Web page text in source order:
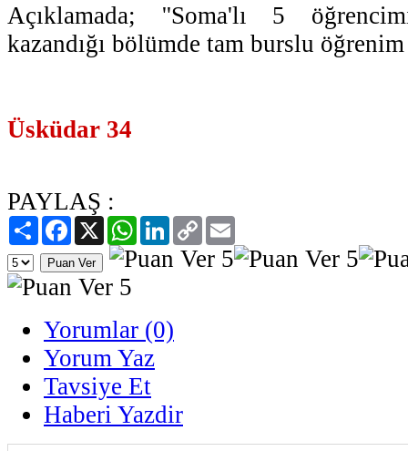
Açıklamada; ''Soma'lı 5
kazandığı bölümde tam burslu
Üsküdar 34
PAYLAŞ :
PaylaşFacebook
X WhatsAppLinkedIn
Copy
Link
Yorumlar (0)
Yorum Yaz
Tavsiye Et
Haberi Yazdir